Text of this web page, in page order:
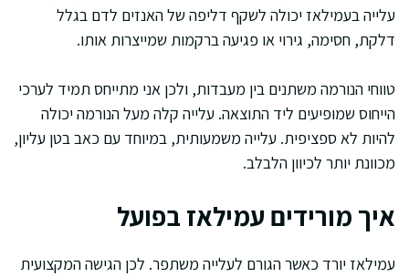
עלייה בעמילאז יכולה לשקף דליפה של האנזים לדם בגלל
דלקת, חסימה, גירוי או פגיעה ברקמות שמייצרות אותו.
טווחי הנורמה משתנים בין מעבדות, ולכן אני מתייחס תמיד לערכי
הייחוס שמופיעים ליד התוצאה. עלייה קלה מעל הנורמה יכולה
להיות לא ספציפית. עלייה משמעותית, במיוחד עם כאב בטן עליון,
מכוונת יותר לכיוון הלבלב.
איך מורידים עמילאז בפועל
עמילאז יורד כאשר הגורם לעלייה משתפר. לכן הגישה המקצועית